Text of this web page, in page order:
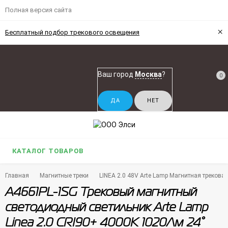
Полная версия сайта
Бесплатный подбор трекового освещения ×
Ваш город Москва? 0
КАТАЛОГ ТОВАРОВ
Главная Магнитные треки LINEA 2.0 48V Arte Lamp Магнитная
A4661PL-1SG Трековый магнитный
светодиодный светильник Arte Lamp
Linea 2.0 CRI90+ 4000К 1020Лм 24°